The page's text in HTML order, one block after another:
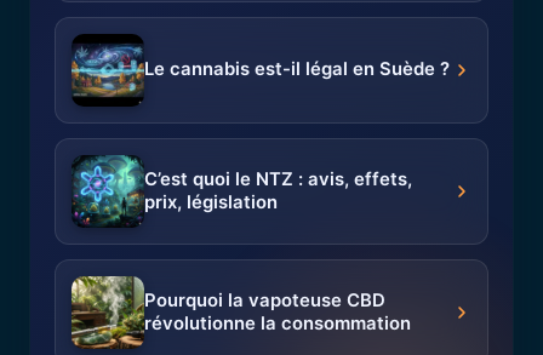
Le cannabis est-il légal en Suède ?
C’est quoi le NTZ : avis, effets,
prix, législation
Pourquoi la vapoteuse CBD
révolutionne la consommation